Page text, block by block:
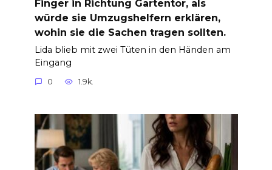
Finger in Richtung Gartentor, als
würde sie Umzugshelfern erklären,
wohin sie die Sachen tragen sollten.
Lida blieb mit zwei Tüten in den Händen am
Eingang
0 1.9k.